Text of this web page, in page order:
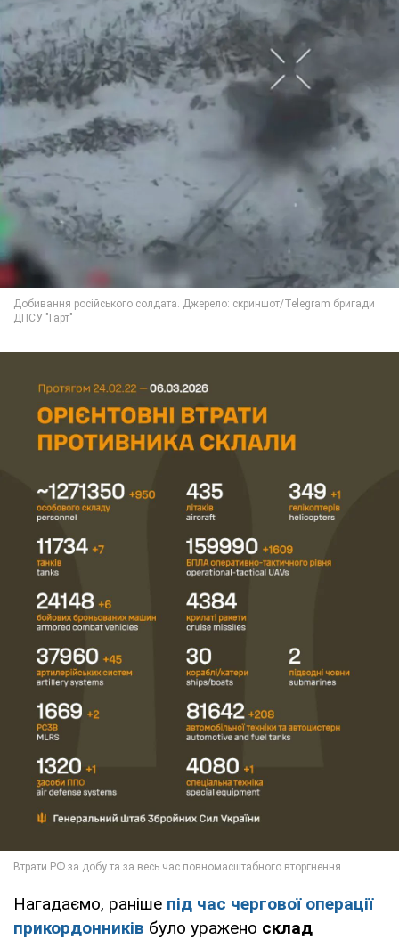
Нагадаємо, раніше під час чергової операції
прикордонників було уражено склад